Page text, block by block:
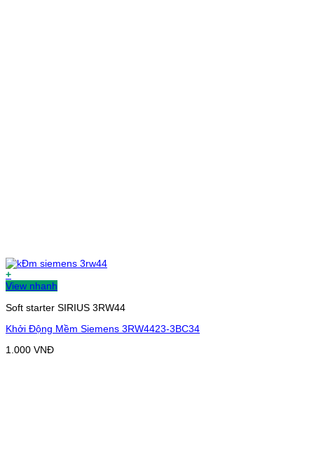
+
View nhanh
Soft starter SIRIUS 3RW44
Khởi Động Mềm Siemens 3RW4423-3BC34
1.000 VNĐ